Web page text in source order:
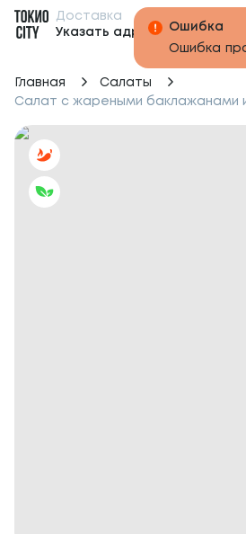
Доставка
Указать адрес
Главная
Салаты
Салат с жареными баклажанами